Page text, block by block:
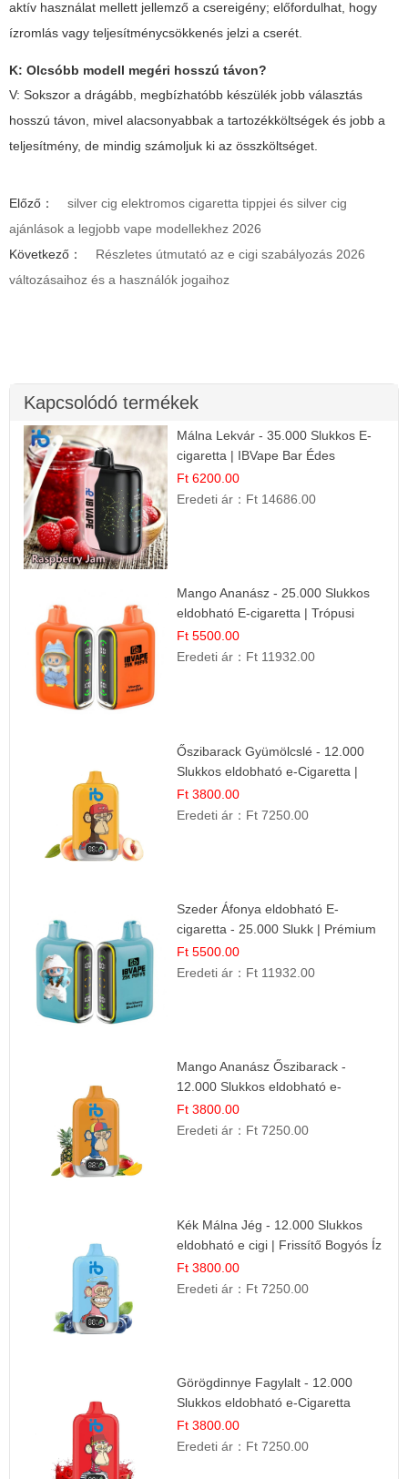
aktív használat mellett jellemző a csereigény; előfordulhat, hogy
ízromlás vagy teljesítménycsökkenés jelzi a cserét.
K: Olcsóbb modell megéri hosszú távon?
V: Sokszor a drágább, megbízhatóbb készülék jobb választás
hosszú távon, mivel alacsonyabbak a tartozékköltségek és jobb a
teljesítmény, de mindig számoljuk ki az összköltséget.
Előző：
silver cig elektromos cigaretta tippjei és silver cig
ajánlások a legjobb vape modellekhez 2026
Következő：
Részletes útmutató az e cigi szabályozás 2026
változásaihoz és a használók jogaihoz
Kapcsolódó termékek
Málna Lekvár - 35.000 Slukkos E-
cigaretta | IBVape Bar Édes
Gyümölcs Íz
Ft 6200.00
Eredeti ár： Ft 14686.00
Mango Ananász - 25.000 Slukkos
eldobható E-cigaretta | Trópusi
Ízélmény
Ft 5500.00
Eredeti ár： Ft 11932.00
Őszibarack Gyümölcslé - 12.000
Slukkos eldobható e-Cigaretta |
Friss Gyümölcs Íz
Ft 3800.00
Eredeti ár： Ft 7250.00
Szeder Áfonya eldobható E-
cigaretta - 25.000 Slukk | Prémium
Gyümölcs Íz
Ft 5500.00
Eredeti ár： Ft 11932.00
Mango Ananász Őszibarack -
12.000 Slukkos eldobható e-
Cigaretta
Ft 3800.00
Eredeti ár： Ft 7250.00
Kék Málna Jég - 12.000 Slukkos
eldobható e cigi | Frissítő Bogyós Íz
Ft 3800.00
Eredeti ár： Ft 7250.00
Görögdinnye Fagylalt - 12.000
Slukkos eldobható e-Cigaretta
Ft 3800.00
Eredeti ár： Ft 7250.00